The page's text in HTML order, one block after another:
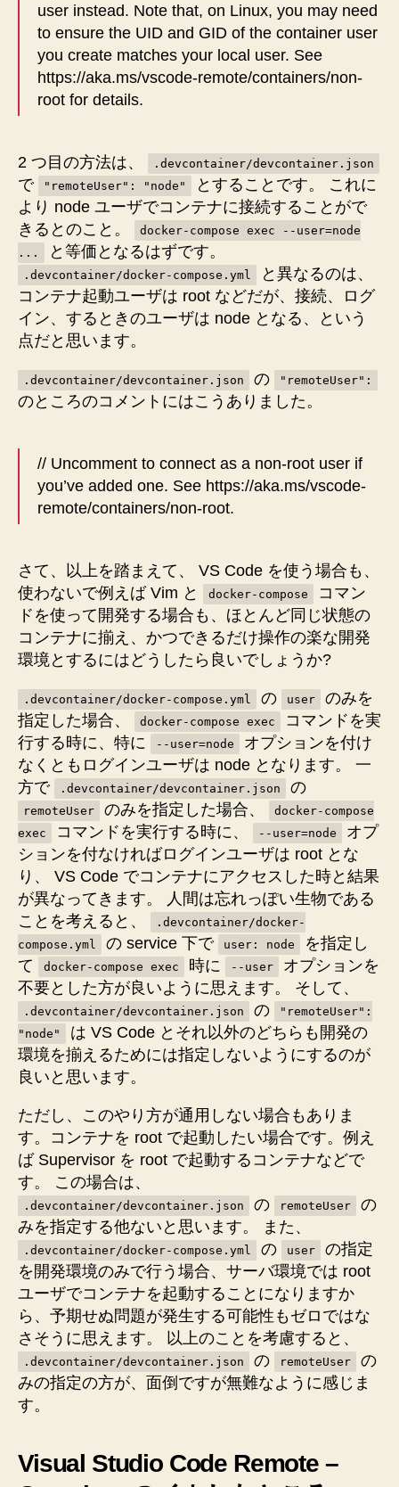
user instead. Note that, on Linux, you may need
to ensure the UID and GID of the container user
you create matches your local user. See
https://aka.ms/vscode-remote/containers/non-
root for details.
2 つ目の方法は、 .devcontainer/devcontainer.json
で "remoteUser": "node"
とすることです。 これに
より node ユーザでコンテナに接続することがで
きるとのこと。
docker-compose exec --user=node
...
と等価となるはずです。
.devcontainer/docker-compose.yml
と異なるのは、
コンテナ起動ユーザは root などだが、接続、ログ
イン、するときのユーザは node となる、という
点だと思います。
.devcontainer/devcontainer.json の "remoteUser":
のところのコメントにはこうありました。
// Uncomment to connect as a non-root user if
you’ve added one. See https://aka.ms/vscode-
remote/containers/non-root.
さて、以上を踏まえて、 VS Code を使う場合も、
使わないで例えば Vim と
docker-compose
コマン
ドを使って開発する場合も、ほとんど同じ状態の
コンテナに揃え、かつできるだけ操作の楽な開発
環境とするにはどうしたら良いでしょうか?
.devcontainer/docker-compose.yml の user
のみを
指定した場合、
docker-compose exec
コマンドを実
行する時に、特に
--user=node
オプションを付け
なくともログインユーザは node となります。 一
方で
.devcontainer/devcontainer.json の
remoteUser のみを指定した場合、
docker-compose
exec
コマンドを実行する時に、 --user=node
オプ
ションを付なければログインユーザは root とな
り、 VS Code でコンテナにアクセスした時と結果
が異なってきます。 人間は忘れっぽい生物である
ことを考えると、
.devcontainer/docker-
compose.yml
の service 下で user: node
を指定し
て
docker-compose exec 時に --user
オプションを
不要とした方が良いように思えます。 そして、
.devcontainer/devcontainer.json の
"remoteUser":
"node"
は VS Code とそれ以外のどちらも開発の
環境を揃えるためには指定しないようにするのが
良いと思います。
ただし、このやり方が通用しない場合もありま
す。コンテナを root で起動したい場合です。例え
ば Supervisor を root で起動するコンテナなどで
す。 この場合は、
.devcontainer/devcontainer.json の remoteUser
の
みを指定する他ないと思います。 また、
.devcontainer/docker-compose.yml の user
の指定
を開発環境のみで行う場合、サーバ環境では root
ユーザでコンテナを起動することになりますか
ら、予期せぬ問題が発生する可能性もゼロではな
さそうに思えます。 以上のことを考慮すると、
.devcontainer/devcontainer.json の remoteUser
の
みの指定の方が、面倒ですが無難なように感じま
す。
Visual Studio Code Remote –